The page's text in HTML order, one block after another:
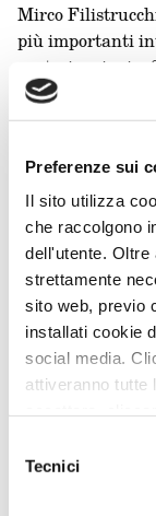
Preferenze sui
Il sito utilizza
che raccolgono
dell'utente. Oltre
strettamente
sito web, previo
installati cookie
social media.
attiveranno tutte
preferenze sui
sinistra del sito.
delTecnici
Mirco
più importanti
partecipazioni
pubblicato per
Giovanni
Giovanni
di informatica.
internazionali.
SemCrudele è
Marchio: